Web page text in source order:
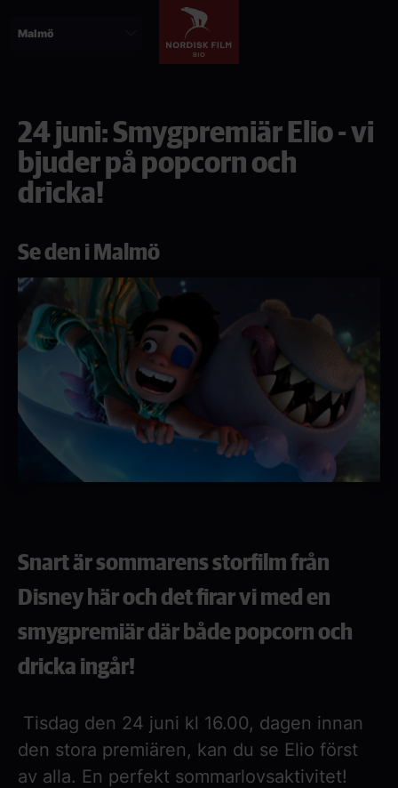
24 juni: Smygpremiär Elio - vi
bjuder på popcorn och
dricka!
Se den i Malmö
Snart är sommarens storfilm från
Disney här och det firar vi med en
smygpremiär där både popcorn och
dricka ingår!
Tisdag den 24 juni kl 16.00, dagen innan
den stora premiären, kan du se Elio först
av alla. En perfekt sommarlovsaktivitet!